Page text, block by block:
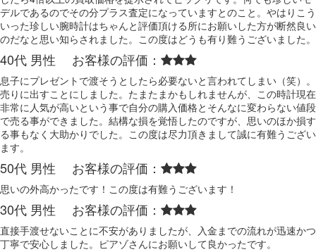
デルであるのでその分プラス査定になっていますとのこと。やはりこう
いった珍しい腕時計はちゃんと評価頂ける所にお願いした方が断然良い
のだなと思い知らされました。この度はどうも有り難うございました。
40代 男性 お客様の評価：
息子にプレゼントで渡そうとしたら必要ないと言われてしまい（笑）。
売りに出すことにしました。たまたまかもしれませんが、この時計現在
非常に人気が高いという事で自分の購入価格とそんなに変わらない値段
で売る事ができました。結構な損を覚悟したのですが、思いのほか損す
る事もなく大助かりでした。この度は尽力頂きまして誠に有難うござい
ます。
50代 男性 お客様の評価：
思いの外高かったです！この度は有難うございます！
30代 男性 お客様の評価：
直接手渡せないことに不安がありましたが、入金までの流れが迅速かつ
丁寧で安心しました。ピアゾさんにお願いして良かったです。